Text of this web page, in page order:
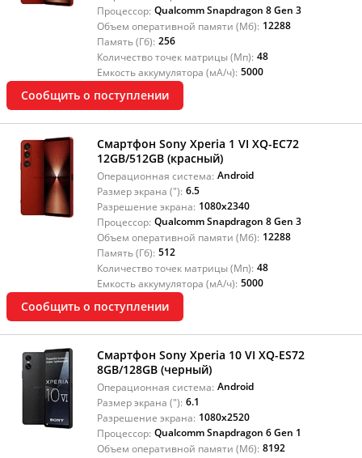
Процессор: Qualcomm Snapdragon 8 Gen 3
Объем оперативной памяти (Мб): 12288
Память (Гб): 256
Количество точек матрицы (Мп): 48
Емкость аккумулятора (мА/ч): 5000
Сообщить о поступлении
Смартфон Sony Xperia 1 VI XQ-EC72
12GB/512GB (красный)
Операционная система: Android
Размер экрана ("): 6.5
Разрешение экрана: 1080x2340
Процессор: Qualcomm Snapdragon 8 Gen 3
Объем оперативной памяти (Мб): 12288
Память (Гб): 512
Количество точек матрицы (Мп): 48
Емкость аккумулятора (мА/ч): 5000
Сообщить о поступлении
Смартфон Sony Xperia 10 VI XQ-ES72
8GB/128GB (черный)
Операционная система: Android
Размер экрана ("): 6.1
Разрешение экрана: 1080x2520
Процессор: Qualcomm Snapdragon 6 Gen 1
Объем оперативной памяти (Мб): 8192